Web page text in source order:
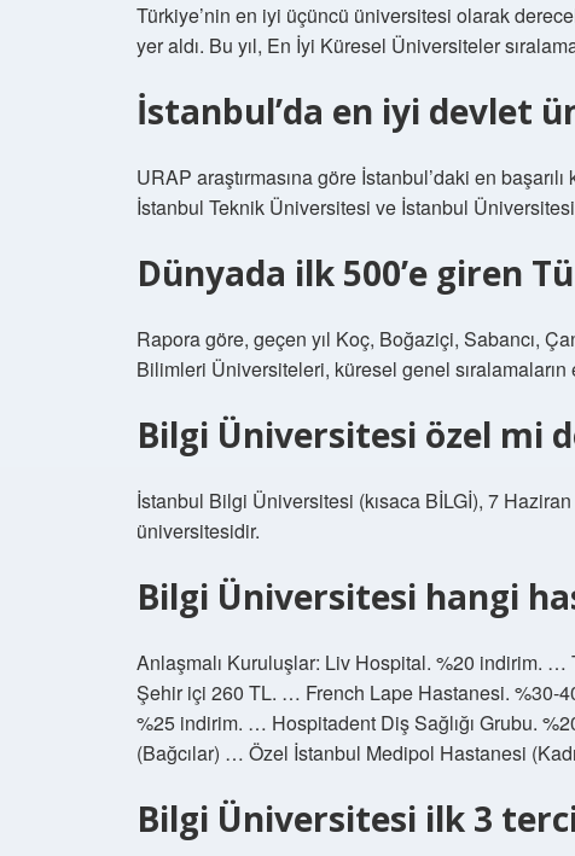
Türkiye’nin en iyi üçüncü üniversitesi olarak
yer aldı. Bu yıl, En İyi Küresel Üniversiteler
İstanbul’da en iyi devlet
URAP araştırmasına göre İstanbul’daki en
İstanbul Teknik Üniversitesi ve İstanbul
Dünyada ilk 500’e giren
Rapora göre, geçen yıl Koç, Boğaziçi, Sabancı,
Bilimleri Üniversiteleri, küresel genel
Bilgi Üniversitesi özel mi
İstanbul Bilgi Üniversitesi (kısaca BİLGİ), 7
üniversitesidir.
Bilgi Üniversitesi hangi
Anlaşmalı Kuruluşlar: Liv Hospital. %20 indirim.
Şehir içi 260 TL. … French Lape Hastanesi. %30-
%25 indirim. … Hospitadent Diş Sağlığı Grubu.
(Bağcılar) … Özel İstanbul Medipol Hastanesi
Bilgi Üniversitesi ilk 3